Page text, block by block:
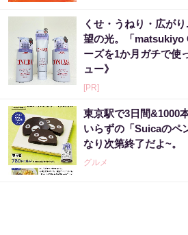
くせ・うねり・広が
望の光。「matsukiyo
ーズを1か月ガチで使
ュー》
[PR]
東京駅で3日間&1000
いらずの「Suicaのペ
なり次第終了だよ~。
グルメ